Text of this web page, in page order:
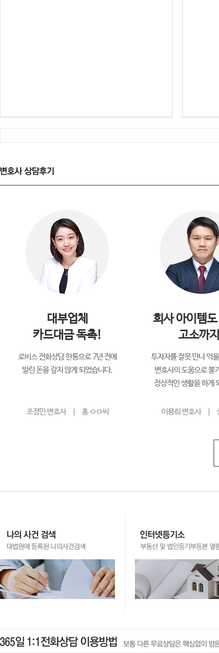
변호사 상담후기
대부업체
카드대금 독촉!
로비스 전화상담 한통으로 7년 전에
빌린 돈을 갚지 않게 되었습니다.
조정민 변호사 홍 ㅇㅇ씨
회사 아이템
고소까
투자자를 잘못 만나 억
변호사의 도움으로 불
정상적인 생활을 하게
이용희 변호사